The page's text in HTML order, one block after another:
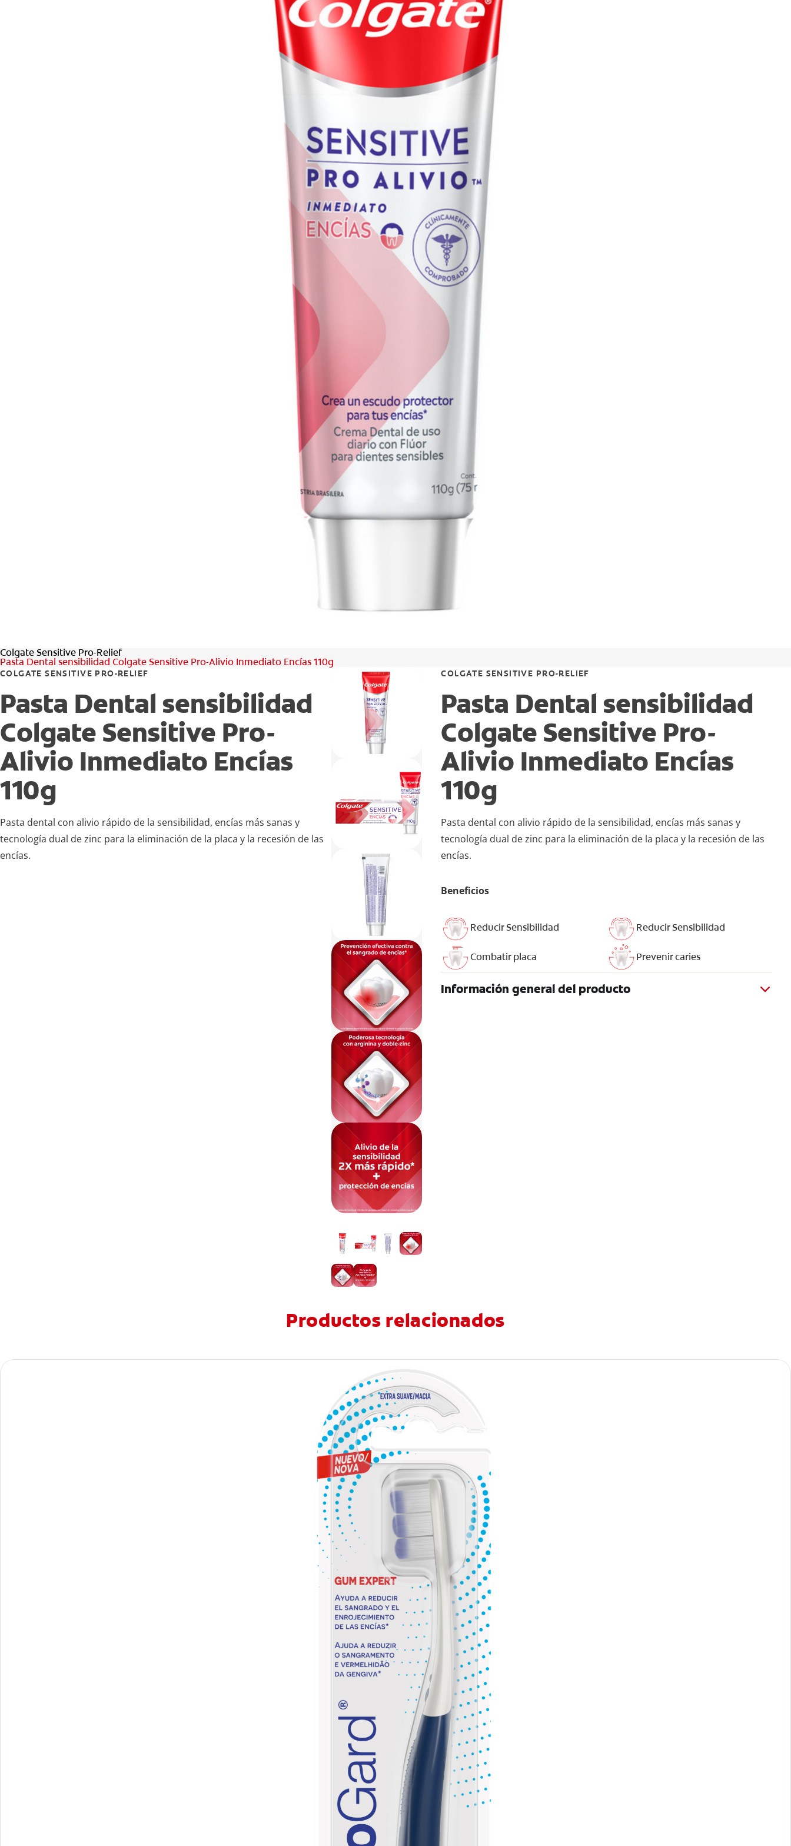
Colgate Sensitive Pro-Relief
Pasta Dental sensibilidad Colgate Sensitive Pro-Alivio Inmediato Encías 110g
COLGATE SENSITIVE PRO-RELIEF
Pasta Dental sensibilidad
Colgate Sensitive Pro-
Alivio Inmediato Encías
110g
Pasta dental con alivio rápido de la sensibilidad, encías más sanas y
tecnología dual de zinc para la eliminación de la placa y la recesión de las
encías.
COLGATE SENSITIVE PRO-RELIEF
Pasta Dental sensibilidad
Colgate Sensitive Pro-
Alivio Inmediato Encías
110g
Pasta dental con alivio rápido de la sensibilidad, encías más sanas y
tecnología dual de zinc para la eliminación de la placa y la recesión de las
encías.
Beneficios
Reducir Sensibilidad Reducir Sensibilidad
Combatir placa Prevenir caries
Información general del producto
Productos relacionados